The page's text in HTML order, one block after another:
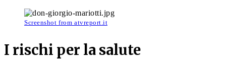
Screenshot from atvreport.it
I rischi per la salute